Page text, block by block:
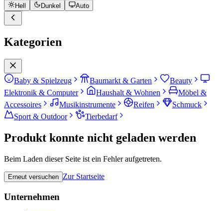
Hell Dunkel Auto
Kategorien
Baby & Spielzeug Baumarkt & Garten
Beauty
Elektronik & Computer
Haushalt & Wohnen
Möbel &
Accessoires
Musikinstrumente Reifen
Schmuck
Sport & Outdoor
Tierbedarf
Produkt konnte nicht geladen werden
Beim Laden dieser Seite ist ein Fehler aufgetreten.
Erneut versuchen Zur Startseite
Unternehmen